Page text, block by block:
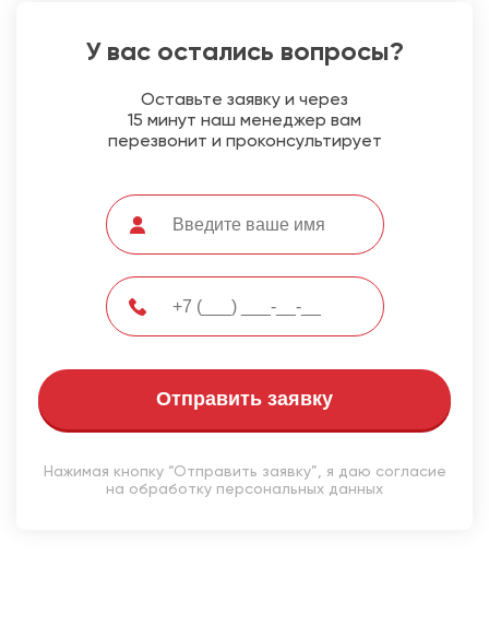
У вас остались вопросы?
Оставьте заявку и через
15 минут наш менеджер вам
перезвонит и проконсультирует
Отправить заявку
Нажимая кнопку “Отправить заявку”, я даю согласие
на обработку персональных данных